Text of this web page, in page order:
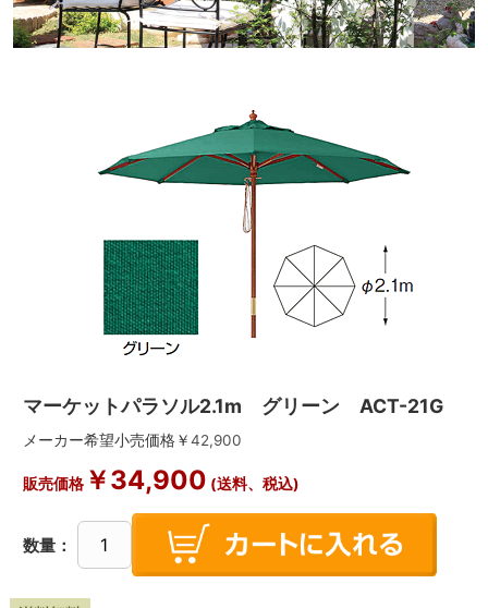
マーケットパラソル2.1m グリーン ACT-21G
メーカー希望小売価格￥42,900
販売価格￥34,900 (送料、税込)
数量：